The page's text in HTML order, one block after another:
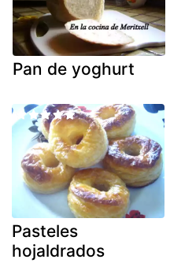
Pan de yoghurt
Pasteles
hojaldrados